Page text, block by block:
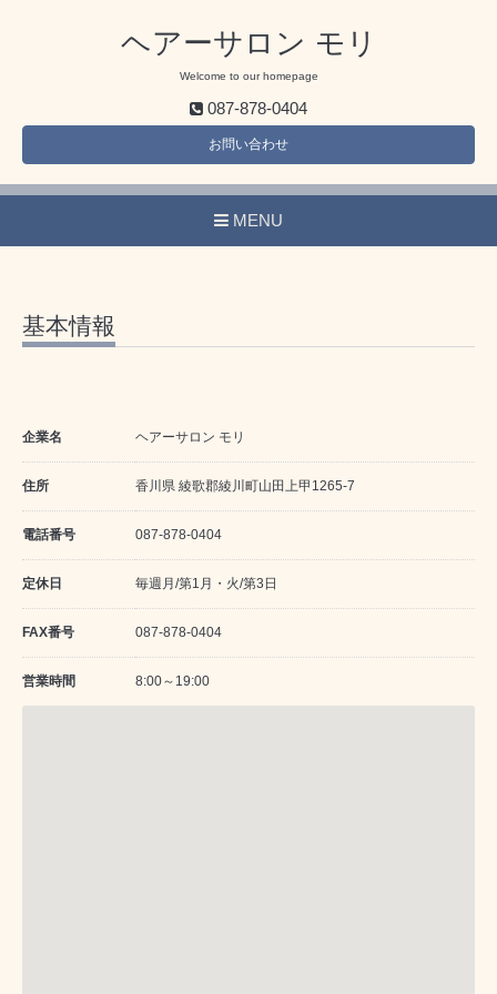
ヘアーサロン モリ
Welcome to our homepage
087-878-0404
お問い合わせ
MENU
基本情報
企業名 ヘアーサロン モリ
住所 香川県 綾歌郡綾川町山田上甲1265-7
電話番号 087-878-0404
定休日 毎週月/第1月・火/第3日
FAX番号 087-878-0404
営業時間 8:00～19:00